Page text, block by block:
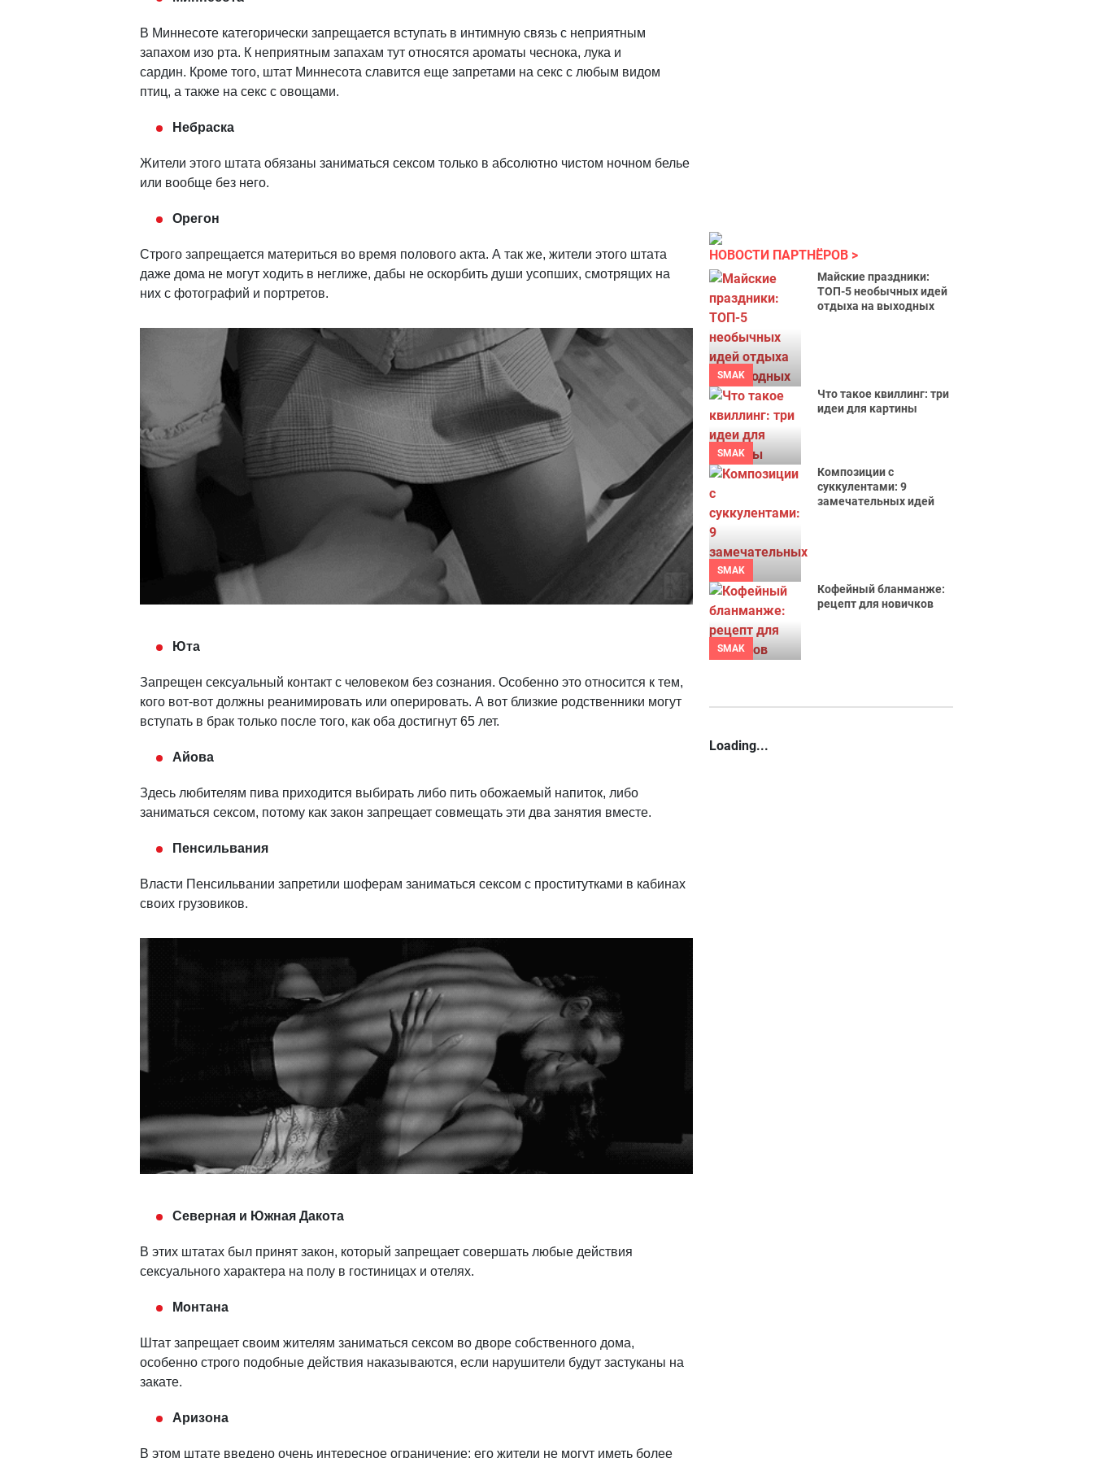
В Миннесоте категорически запрещается вступать в интимную связь с неприятным
запахом изо рта. К неприятным запахам тут относятся ароматы чеснока, лука и
сардин. Кроме того, штат Миннесота славится еще запретами на секс с любым видом
птиц, а также на секс с овощами.
Небраска
Жители этого штата обязаны заниматься сексом только в абсолютно чистом ночном белье
или вообще без него.
Орегон
Строго запрещается материться во время полового акта. А так же, жители этого штата
даже дома не могут ходить в неглиже, дабы не оскорбить души усопших, смотрящих на
них с фотографий и портретов.
Юта
Запрещен сексуальный контакт с человеком без сознания. Особенно это относится к тем,
кого вот-вот должны реанимировать или оперировать. А вот близкие родственники могут
вступать в брак только после того, как оба достигнут 65 лет.
Айова
Здесь любителям пива приходится выбирать либо пить обожаемый напиток, либо
заниматься сексом, потому как закон запрещает совмещать эти два занятия вместе.
Пенсильвания
Власти Пенсильвании запретили шоферам заниматься сексом с проститутками в кабинах
своих грузовиков.
Северная и Южная Дакота
В этих штатах был принят закон, который запрещает совершать любые действия
сексуального характера на полу в гостиницах и отелях.
Монтана
Штат запрещает своим жителям заниматься сексом во дворе собственного дома,
особенно строго подобные действия наказываются, если нарушители будут застуканы на
закате.
Аризона
В этом штате введено очень интересное ограничение: его жители не могут иметь более
НОВОСТИ ПАРТНЁРОВ
SMAK
Майские праздники:
ТОП-5 необычных идей
отдыха на выходных
SMAK
Что такое квиллинг: три
идеи для картины
SMAK
Композиции с
суккулентами: 9
замечательных идей
SMAK
Кофейный бланманже:
рецепт для новичков
Loading...